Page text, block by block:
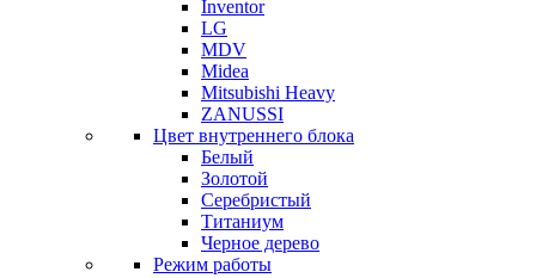
Inventor
LG
MDV
Midea
Mitsubishi Heavy
ZANUSSI
Цвет внутреннего блока
Белый
Золотой
Серебристый
Титаниум
Черное дерево
Режим работы